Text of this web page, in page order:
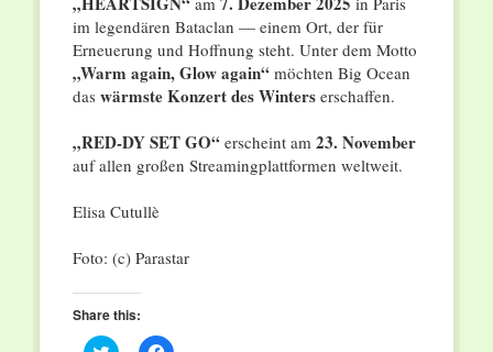
im legendären Bataclan — einem Ort, der für
Erneuerung und Hoffnung steht. Unter dem Motto
„Warm again, Glow again“möchten Big Ocean
das wärmste Konzert des Winterserschaffen.
„RED-DY SET GO“erscheint am 23. November
auf allen großen Streamingplattformen weltweit.
Elisa Cutullè
Foto: (c) Parastar
Share this: